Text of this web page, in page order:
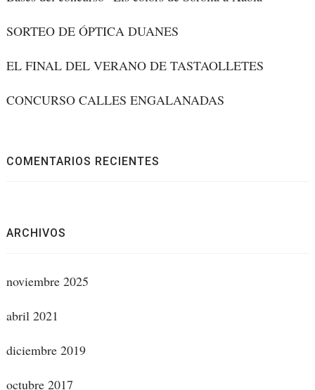
SORTEO DE ÓPTICA DUANES
EL FINAL DEL VERANO DE TASTAOLLETES
CONCURSO CALLES ENGALANADAS
COMENTARIOS RECIENTES
ARCHIVOS
noviembre 2025
abril 2021
diciembre 2019
octubre 2017